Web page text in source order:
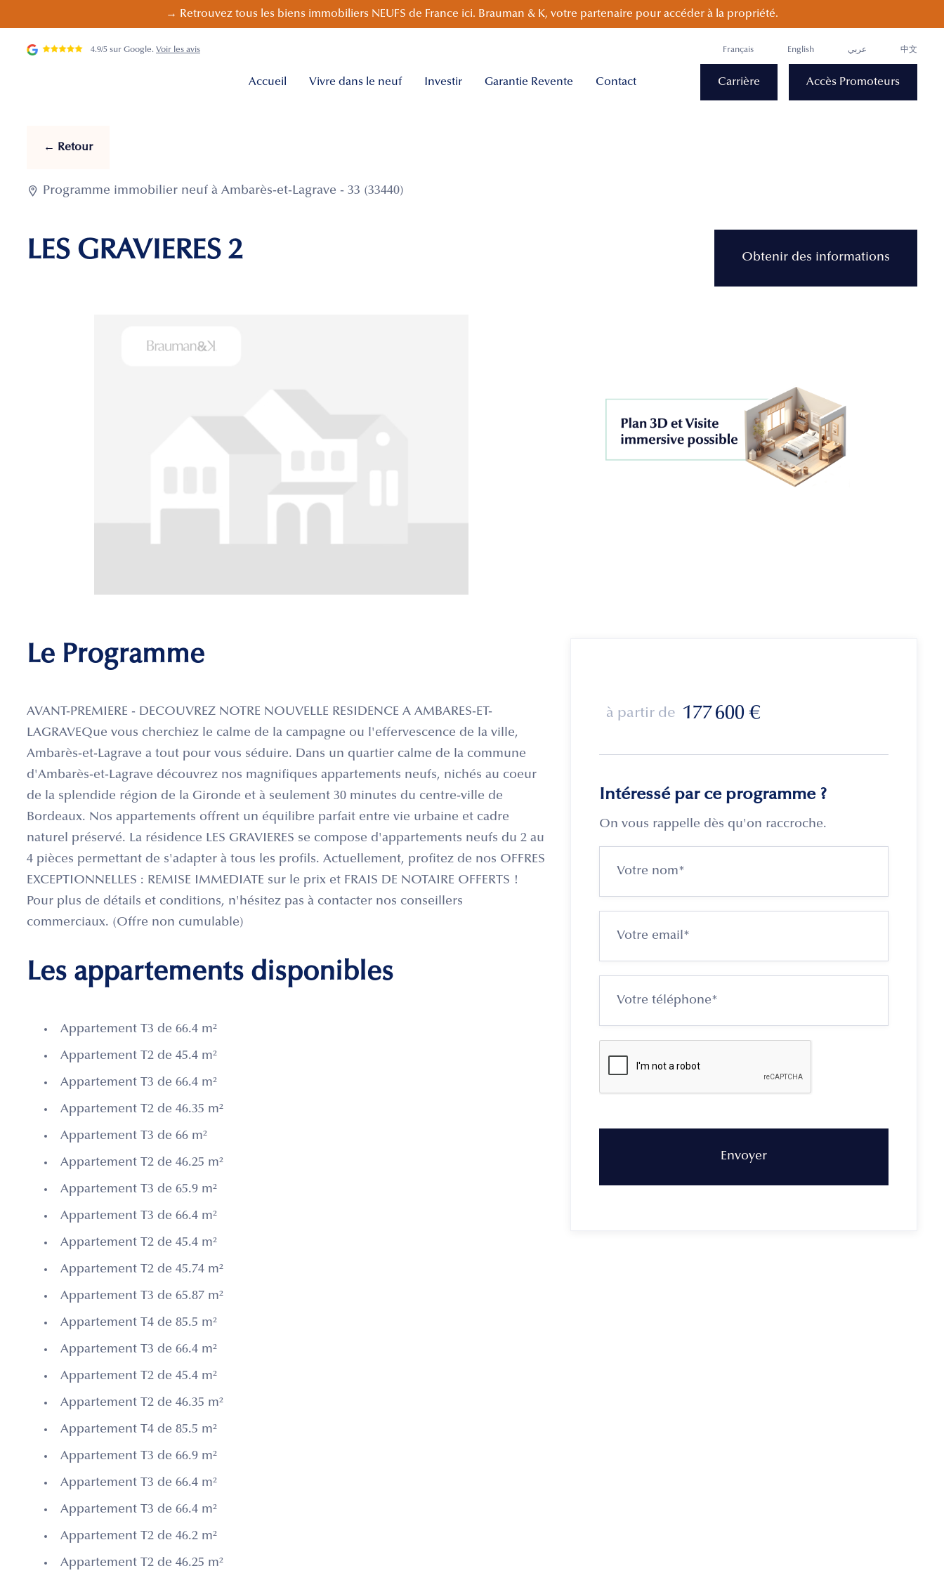
→ Retrouvez tous les biens immobiliers NEUFS de France ici. Brauman & K, votre partenaire pour accéder à la propriété.
4.9/5 sur Google. Voir les avis Français English عربي 中文
Accueil Vivre dans le neuf Investir Garantie Revente Contact Carrière Accès Promoteurs
← Retour
 Programme immobilier neuf à Ambarès-et-Lagrave - 33 (33440)
LES GRAVIERES 2 Obtenir des informations
Le Programme
AVANT-PREMIERE - DECOUVREZ NOTRE NOUVELLE RESIDENCE A AMBARES-ET-
LAGRAVEQue vous cherchiez le calme de la campagne ou l'effervescence de la ville,
Ambarès-et-Lagrave a tout pour vous séduire. Dans un quartier calme de la commune
d'Ambarès-et-Lagrave découvrez nos magnifiques appartements neufs, nichés au coeur
de la splendide région de la Gironde et à seulement 30 minutes du centre-ville de
Bordeaux. Nos appartements offrent un équilibre parfait entre vie urbaine et cadre
naturel préservé. La résidence LES GRAVIERES se compose d'appartements neufs du 2 au
4 pièces permettant de s'adapter à tous les profils. Actuellement, profitez de nos OFFRES
EXCEPTIONNELLES : REMISE IMMEDIATE sur le prix et FRAIS DE NOTAIRE OFFERTS !
Pour plus de détails et conditions, n'hésitez pas à contacter nos conseillers
commerciaux. (Offre non cumulable)
Les appartements disponibles
Appartement T3 de 66.4 m²
Appartement T2 de 45.4 m²
Appartement T3 de 66.4 m²
Appartement T2 de 46.35 m²
Appartement T3 de 66 m²
Appartement T2 de 46.25 m²
Appartement T3 de 65.9 m²
Appartement T3 de 66.4 m²
Appartement T2 de 45.4 m²
Appartement T2 de 45.74 m²
Appartement T3 de 65.87 m²
Appartement T4 de 85.5 m²
Appartement T3 de 66.4 m²
Appartement T2 de 45.4 m²
Appartement T2 de 46.35 m²
Appartement T4 de 85.5 m²
Appartement T3 de 66.9 m²
Appartement T3 de 66.4 m²
Appartement T3 de 66.4 m²
Appartement T2 de 46.2 m²
Appartement T2 de 46.25 m²
à partir de 177 600 €
Intéressé par ce programme ?
On vous rappelle dès qu'on raccroche.